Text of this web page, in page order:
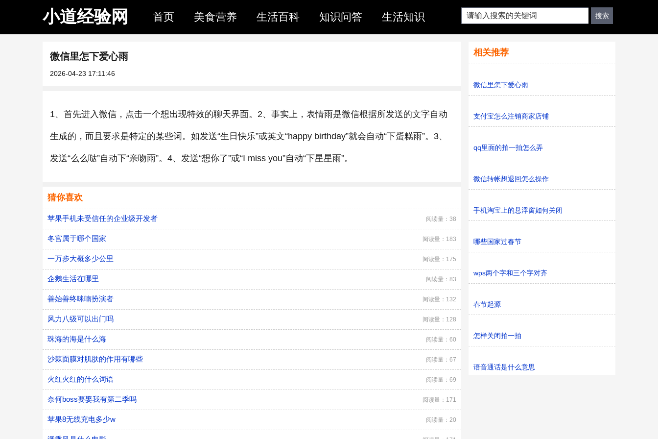
小道经验网 首页 美食营养 生活百科 知识问答 生活知识
微信里怎下爱心雨
2026-04-23 17:11:46
1、首先进入微信，点击一个想出现特效的聊天界面。2、事实上，表情雨是微信根据所发送的文字自动
生成的，而且要求是特定的某些词。如发送“生日快乐”或英文“happy birthday”就会自动“下蛋糕雨”。3、
发送“么么哒”自动下“亲吻雨”。4、发送“想你了”或“I miss you”自动“下星星雨”。
猜你喜欢
苹果手机未受信任的企业级开发者 阅读量：38
冬宫属于哪个国家 阅读量：183
一万步大概多少公里 阅读量：175
企鹅生活在哪里 阅读量：83
善始善终咪喃扮演者 阅读量：132
风力八级可以出门吗 阅读量：128
珠海的海是什么海 阅读量：60
沙棘面膜对肌肤的作用有哪些 阅读量：67
火红火红的什么词语 阅读量：69
奈何boss要娶我有第二季吗 阅读量：171
苹果8无线充电多少w 阅读量：20
相关推荐
微信里怎下爱心雨
支付宝怎么注销商家店铺
qq里面的拍一拍怎么弄
微信转帐想退回怎么操作
手机淘宝上的悬浮窗如何关闭
哪些国家过春节
wps两个字和三个字对齐
春节起源
怎样关闭拍一拍
语音通话是什么意思